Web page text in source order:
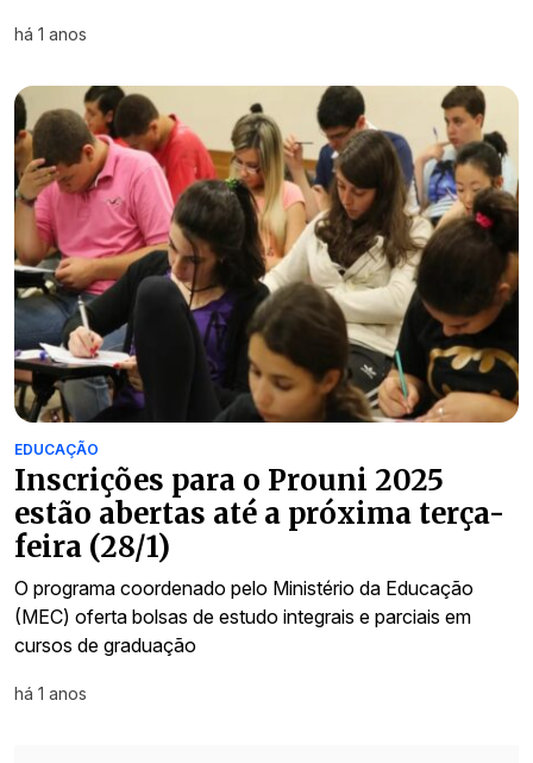
há 1 anos
EDUCAÇÃO
Inscrições para o Prouni 2025
estão abertas até a próxima terça-
feira (28/1)
O programa coordenado pelo Ministério da Educação
(MEC) oferta bolsas de estudo integrais e parciais em
cursos de graduação
há 1 anos